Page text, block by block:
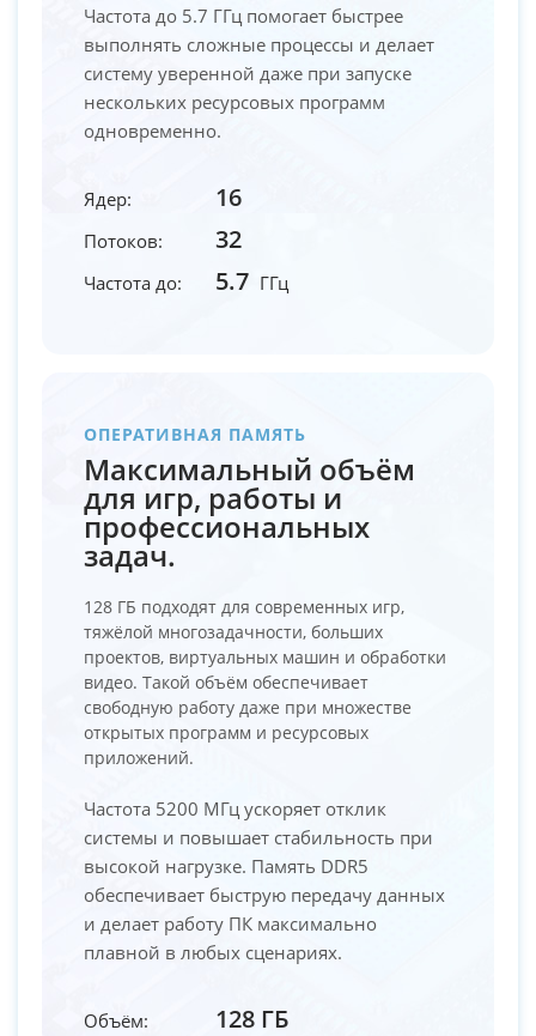
Частота до 5.7 ГГц помогает быстрее
выполнять сложные процессы и делает
систему уверенной даже при запуске
нескольких ресурсовых программ
одновременно.
Ядер: 16
Потоков: 32
Частота до: 5.7 ГГц
ОПЕРАТИВНАЯ ПАМЯТЬ
Максимальный объём
для игр, работы и
профессиональных
задач.
128 ГБ подходят для современных игр,
тяжёлой многозадачности, больших
проектов, виртуальных машин и обработки
видео. Такой объём обеспечивает
свободную работу даже при множестве
открытых программ и ресурсовых
приложений.
Частота 5200 МГц ускоряет отклик
системы и повышает стабильность при
высокой нагрузке. Память DDR5
обеспечивает быструю передачу данных
и делает работу ПК максимально
плавной в любых сценариях.
Объём: 128 ГБ